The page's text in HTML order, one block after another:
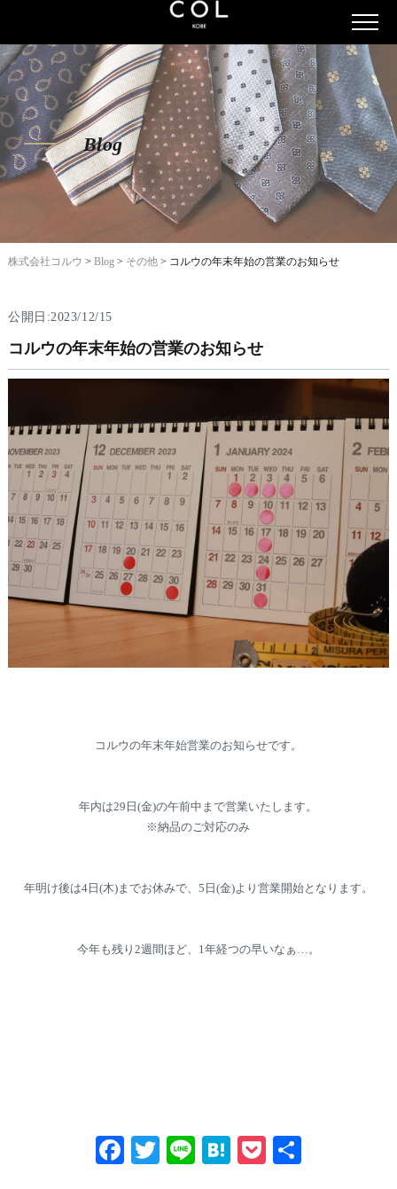
Blog
株式会社コルウ > Blog> その他> コルウの年末年始の営業のお知らせ
公開日:2023/12/15
コルウの年末年始の営業のお知らせ
コルウの年末年始営業のお知らせです。
年内は29日(金)の午前中まで営業いたします。
※納品のご対応のみ
年明け後は4日(木)までお休みで、5日(金)より営業開始となります。
今年も残り2週間ほど、1年経つの早いなぁ…。
Fa T
Li H P 共